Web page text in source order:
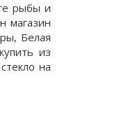
рыбы и
магазин
Белая
из
на